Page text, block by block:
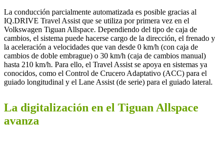
La conducción parcialmente automatizada es posible gracias al
IQ.DRIVE Travel Assist que se utiliza por primera vez en el
Volkswagen Tiguan Allspace. Dependiendo del tipo de caja de
cambios, el sistema puede hacerse cargo de la dirección, el frenado y
la aceleración a velocidades que van desde 0 km/h (con caja de
cambios de doble embrague) o 30 km/h (caja de cambios manual)
hasta 210 km/h. Para ello, el Travel Assist se apoya en sistemas ya
conocidos, como el Control de Crucero Adaptativo (ACC) para el
guiado longitudinal y el Lane Assist (de serie) para el guiado lateral.
La digitalización en el Tiguan Allspace
avanza